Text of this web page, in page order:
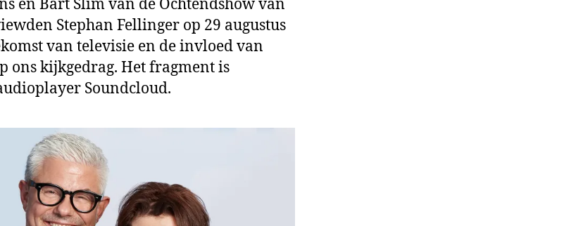
en Bart Slim van de Ochtendshow van
Stephan Fellinger op 29 augustus
van televisie en de invloed van
ons kijkgedrag. Het fragment is
Soundcloud.